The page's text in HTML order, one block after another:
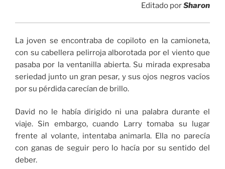
Editado porSharon
La joven se encontraba de copiloto en la camioneta,
con su cabellera pelirroja alborotada por el viento que
pasaba por la ventanilla abierta. Su mirada expresaba
seriedad junto un gran pesar, y sus ojos negros vacíos
por su pérdida carecían de brillo.
David no le había dirigido ni una palabra durante el
viaje. Sin embargo, cuando Larry tomaba su lugar
frente al volante, intentaba animarla. Ella no parecía
con ganas de seguir pero lo hacía por su sentido del
deber.